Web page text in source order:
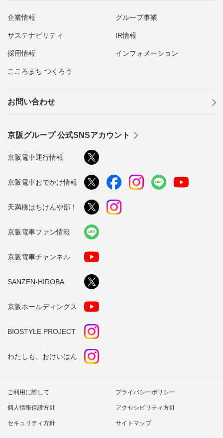
企業情報 グループ事業
サステナビリティ IR情報
採用情報 インフォメーション
こころまち つくろう
お問い合わせ
京阪グループ 公式SNSアカウント
京阪電車運行情報
京阪電車おでかけ情報
天満橋はちけんや部！
京阪電車ファン情報
京阪電車チャンネル
SANZEN-HIROBA
京阪ホールディングス
BIOSTYLE PROJECT
わたしも、おけいはん
ご利用に際して プライバシーポリシー
個人情報保護方針 アクセシビリティ方針
セキュリティ方針 サイトマップ